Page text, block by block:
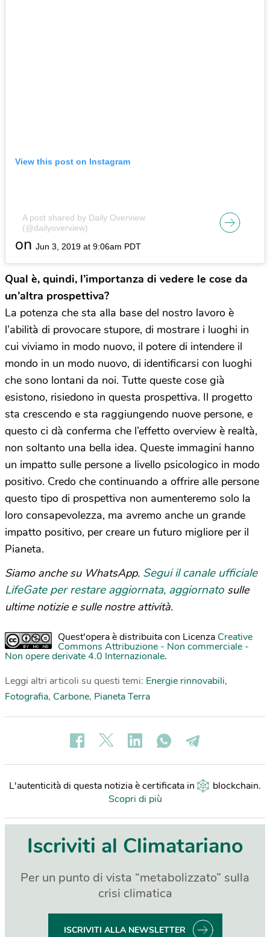
View this post on Instagram
A post shared by Daily Overview
(@dailyoverview)
on Jun 3, 2019 at 9:06am PDT
Qual è, quindi, l’importanza di vedere le cose da
un’altra prospettiva?
La potenza che sta alla base del nostro lavoro è
l’abilità di provocare stupore, di mostrare i luoghi in
cui viviamo in modo nuovo, il potere di intendere il
mondo in un modo nuovo, di identificarsi con luoghi
che sono lontani da noi. Tutte queste cose già
esistono, risiedono in questa prospettiva. Il progetto
sta crescendo e sta raggiungendo nuove persone, e
questo ci dà conferma che l’effetto overview è realtà,
non soltanto una bella idea. Queste immagini hanno
un impatto sulle persone a livello psicologico in modo
positivo. Credo che continuando a offrire alle persone
questo tipo di prospettiva non aumenteremo solo la
loro consapevolezza, ma avremo anche un grande
impatto positivo, per creare un futuro migliore per il
Pianeta.
Siamo anche su WhatsApp. Segui il canale ufficiale
LifeGate per restare aggiornata, aggiornato sulle
ultime notizie e sulle nostre attività.
Quest'opera è distribuita con Licenza Creative
Commons Attribuzione - Non commerciale -
Non opere derivate 4.0 Internazionale.
Leggi altri articoli su questi temi: Energie rinnovabili,
Fotografia, Carbone, Pianeta Terra
L'autenticità di questa notizia è certificata in blockchain.
Scopri di più
Iscriviti al Climatariano
Per un punto di vista “metabolizzato” sulla
crisi climatica
ISCRIVITI ALLA NEWSLETTER